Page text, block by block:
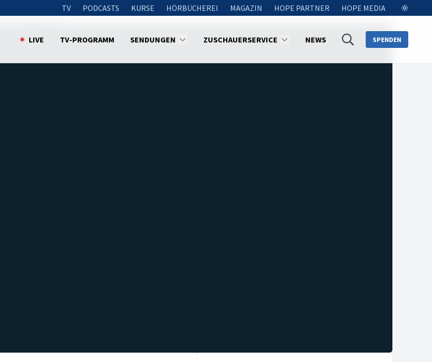
TV PODCASTS KURSE HÖRBÜCHEREI MAGAZIN HOPE PARTNER HOPE MEDIA
LIVE TV-PROGRAMM SENDUNGEN ZUSCHAUERSERVICE NEWS SPENDEN